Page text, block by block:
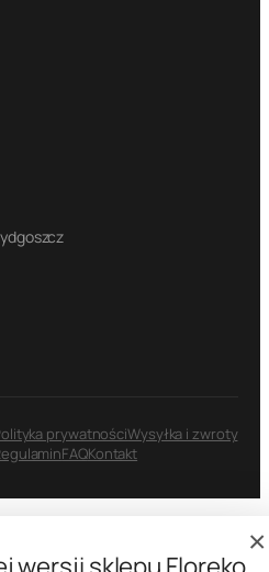
prywatnościWysyłka i zwroty
FAQKontakt
×